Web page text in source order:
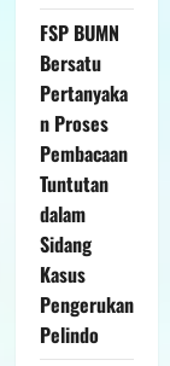
FSP BUMN
Bersatu
Pertanyaka
n Proses
Pembacaan
Tuntutan
dalam
Sidang
Kasus
Pengerukan
Pelindo